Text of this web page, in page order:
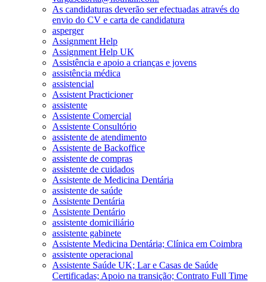
As candidaturas deverão ser efectuadas através do
envio do CV e carta de candidatura
asperger
Assignment Help
Assignment Help UK
Assistência e apoio a crianças e jovens
assistência médica
assistencial
Assistent Practicioner
assistente
Assistente Comercial
Assistente Consultório
assistente de atendimento
Assistente de Backoffice
assistente de compras
assistente de cuidados
Assistente de Medicina Dentária
assistente de saúde
Assistente Dentária
Assistente Dentário
assistente domiciliário
assistente gabinete
Assistente Medicina Dentária; Clínica em Coimbra
assistente operacional
Assistente Saúde UK; Lar e Casas de Saúde
Certificadas; Apoio na transição; Contrato Full Time